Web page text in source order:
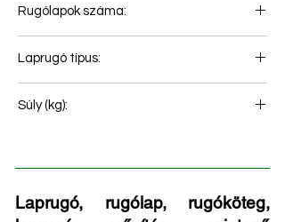
Rugólapok száma:
Laprugó típus:
Súly (kg):
Laprugó, rugólap, rugóköteg,